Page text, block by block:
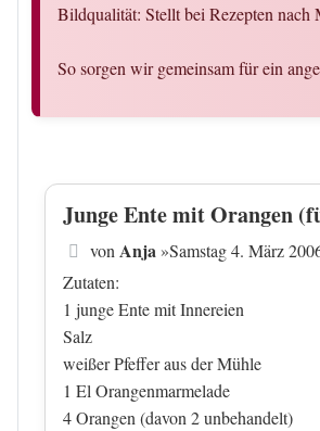
Bildqualität: Stellt bei Rezepten nach
So sorgen wir gemeinsam für ein
Junge Ente mit Orangen
Beitrag
von Anja »Samstag 4. März
Zutaten:
1 junge Ente mit Innereien
Salz
weißer Pfeffer aus der Mühle
1 El Orangenmarmelade
4 Orangen (davon 2 unbehandelt)